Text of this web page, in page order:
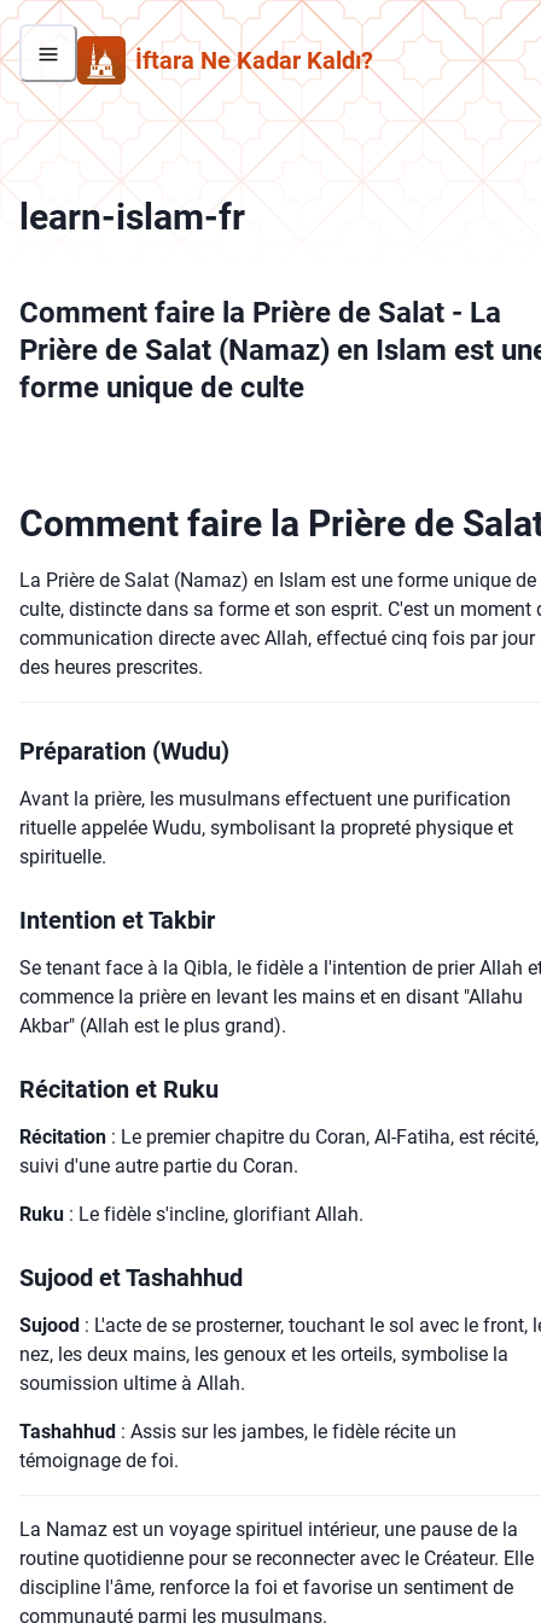
İftara Ne Kadar Kaldı?
learn-islam-fr
Comment faire la Prière de Salat - La
Prière de Salat (Namaz) en Islam est
forme unique de culte
Comment faire la Prière de
La Prière de Salat (Namaz) en Islam est une forme unique de
culte, distincte dans sa forme et son esprit. C'est un moment
communication directe avec Allah, effectué cinq fois par jour
des heures prescrites.
Préparation (Wudu)
Avant la prière, les musulmans effectuent une purification
rituelle appelée Wudu, symbolisant la propreté physique et
spirituelle.
Intention et Takbir
Se tenant face à la Qibla, le fidèle a l'intention de prier Allah
commence la prière en levant les mains et en disant "Allahu
Akbar" (Allah est le plus grand).
Récitation et Ruku
Récitation : Le premier chapitre du Coran, Al-Fatiha, est récité,
suivi d'une autre partie du Coran.
Ruku : Le fidèle s'incline, glorifiant Allah.
Sujood et Tashahhud
Sujood : L'acte de se prosterner, touchant le sol avec le front,
nez, les deux mains, les genoux et les orteils, symbolise la
soumission ultime à Allah.
Tashahhud : Assis sur les jambes, le fidèle récite un
témoignage de foi.
La Namaz est un voyage spirituel intérieur, une pause de la
routine quotidienne pour se reconnecter avec le Créateur. Elle
discipline l'âme, renforce la foi et favorise un sentiment de
communauté parmi les musulmans.